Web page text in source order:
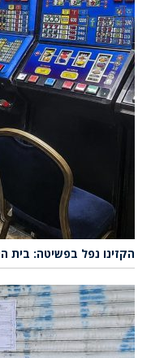
הקזינו נפל בפשיטה: בית